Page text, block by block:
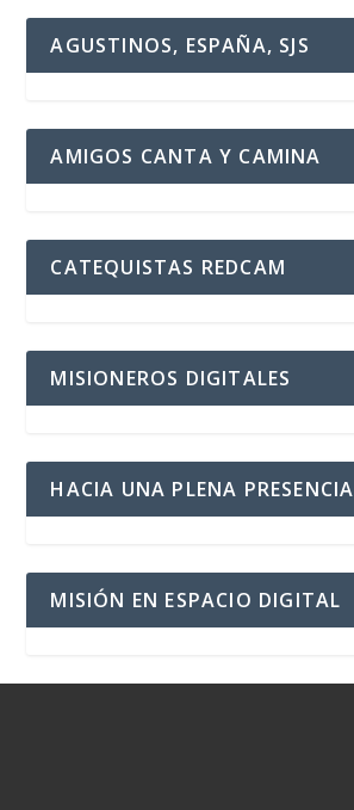
AGUSTINOS, ESPAÑA, SJS
AMIGOS CANTA Y CAMINA
CATEQUISTAS REDCAM
MISIONEROS DIGITALES
HACIA UNA PLENA PRESENCIA
MISIÓN EN ESPACIO DIGITAL